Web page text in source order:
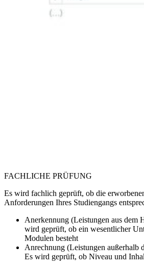
erlauben Sie uns, Daten von
FACHLICHE PRÜFUNG
Es wird fachlich geprüft, ob die
Anforderungen Ihres Studiengangs
Anerkennung (Leistungen aus dem
wird geprüft, ob ein wesentlicher
Modulen besteht
Anrechnung (Leistungen außerhalb
Es wird geprüft, ob Niveau und